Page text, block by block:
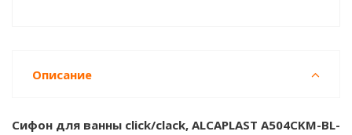
Описание
Сифон для ванны click/clack, ALCAPLAST A504CKM-BL-